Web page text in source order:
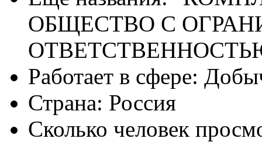
ОБЩЕСТВО С
Работает в сфере:
Страна: Россия
Сколько человек